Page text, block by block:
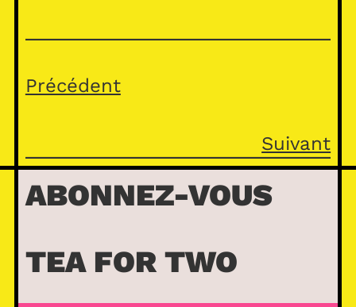
Précédent
Suivant
ABONNEZ-VOUS
TEA FOR TWO